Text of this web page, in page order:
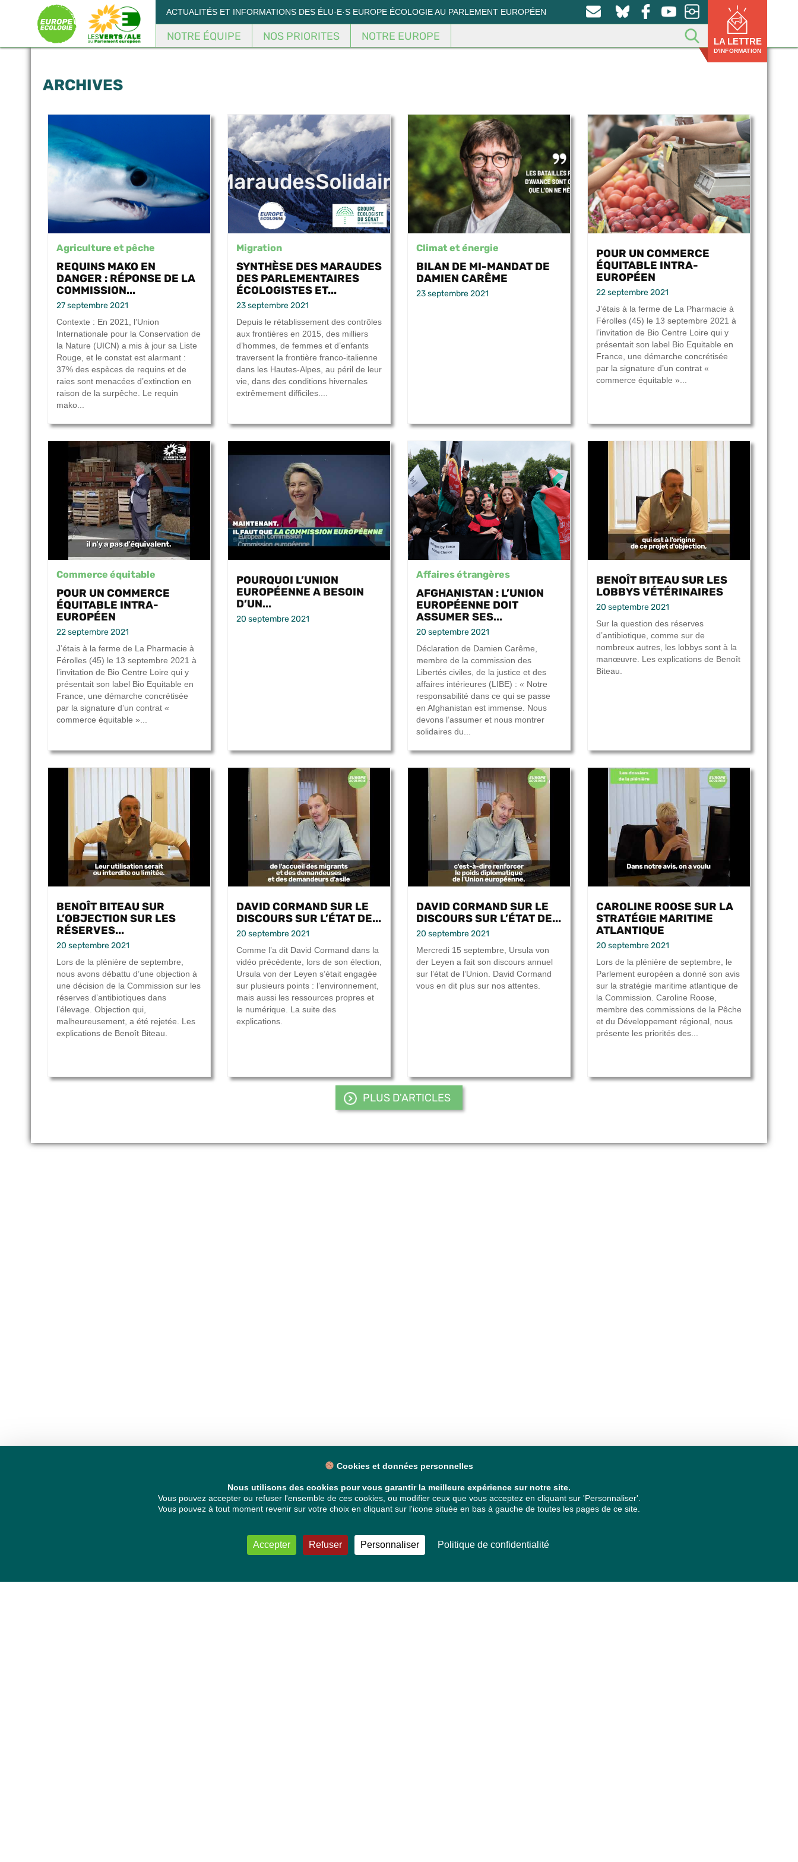
ACTUALITÉS ET INFORMATIONS DES ÉLU·E·S EUROPE ÉCOLOGIE AU PARLEMENT EUROPÉEN
NOTRE ÉQUIPE NOS PRIORITES NOTRE EUROPE LA LETTRE
D'INFORMATION
ARCHIVES
Agriculture et pêche
REQUINS MAKO EN
DANGER : RÉPONSE DE LA
COMMISSION...
27 septembre 2021
Contexte : En 2021, l’Union
Internationale pour la Conservation de
la Nature (UICN) a mis à jour sa Liste
Rouge, et le constat est alarmant :
37% des espèces de requins et de
raies sont menacées d’extinction en
raison de la surpêche. Le requin
mako...
Migration
SYNTHÈSE DES MARAUDES
DES PARLEMENTAIRES
ÉCOLOGISTES ET...
23 septembre 2021
Depuis le rétablissement des contrôles
aux frontières en 2015, des milliers
d’hommes, de femmes et d’enfants
traversent la frontière franco-italienne
dans les Hautes-Alpes, au péril de leur
vie, dans des conditions hivernales
extrêmement difficiles....
Climat et énergie
BILAN DE MI-MANDAT DE
DAMIEN CARÊME
23 septembre 2021
POUR UN COMMERCE
ÉQUITABLE INTRA-
EUROPÉEN
22 septembre 2021
J’étais à la ferme de La Pharmacie à
Férolles (45) le 13 septembre 2021 à
l’invitation de Bio Centre Loire qui y
présentait son label Bio Equitable en
France, une démarche concrétisée
par la signature d’un contrat «
commerce équitable »...
Commerce équitable
POUR UN COMMERCE
ÉQUITABLE INTRA-
EUROPÉEN
22 septembre 2021
J’étais à la ferme de La Pharmacie à
Férolles (45) le 13 septembre 2021 à
l’invitation de Bio Centre Loire qui y
présentait son label Bio Equitable en
France, une démarche concrétisée
par la signature d’un contrat «
commerce équitable »...
POURQUOI L’UNION
EUROPÉENNE A BESOIN
D’UN...
20 septembre 2021
Affaires étrangères
AFGHANISTAN : L’UNION
EUROPÉENNE DOIT
ASSUMER SES...
20 septembre 2021
Déclaration de Damien Carême,
membre de la commission des
Libertés civiles, de la justice et des
affaires intérieures (LIBE) : « Notre
responsabilité dans ce qui se passe
en Afghanistan est immense. Nous
devons l’assumer et nous montrer
solidaires du...
BENOÎT BITEAU SUR LES
LOBBYS VÉTÉRINAIRES
20 septembre 2021
Sur la question des réserves
d’antibiotique, comme sur de
nombreux autres, les lobbys sont à la
manœuvre. Les explications de Benoît
Biteau.
BENOÎT BITEAU SUR
L’OBJECTION SUR LES
RÉSERVES...
20 septembre 2021
Lors de la plénière de septembre,
nous avons débattu d’une objection à
une décision de la Commission sur les
réserves d’antibiotiques dans
l’élevage. Objection qui,
malheureusement, a été rejetée. Les
explications de Benoît Biteau.
DAVID CORMAND SUR LE
DISCOURS SUR L’ÉTAT DE...
20 septembre 2021
Comme l’a dit David Cormand dans la
vidéo précédente, lors de son élection,
Ursula von der Leyen s’était engagée
sur plusieurs points : l’environnement,
mais aussi les ressources propres et
le numérique. La suite des
explications.
DAVID CORMAND SUR LE
DISCOURS SUR L’ÉTAT DE...
20 septembre 2021
Mercredi 15 septembre, Ursula von
der Leyen a fait son discours annuel
sur l’état de l’Union. David Cormand
vous en dit plus sur nos attentes.
CAROLINE ROOSE SUR LA
STRATÉGIE MARITIME
ATLANTIQUE
20 septembre 2021
Lors de la plénière de septembre, le
Parlement européen a donné son avis
sur la stratégie maritime atlantique de
la Commission. Caroline Roose,
membre des commissions de la Pêche
et du Développement régional, nous
présente les priorités des...
PLUS D'ARTICLES
Panneau de gestion des cookies
Cookies et données personnelles
Nous utilisons des cookies pour vous garantir la meilleure expérience sur notre site.
Vous pouvez accepter ou refuser l'ensemble de ces cookies, ou modifier ceux que vous acceptez en cliquant sur 'Personnaliser'.
Vous pouvez à tout moment revenir sur votre choix en cliquant sur l'icone située en bas à gauche de toutes les pages de ce site.
Accepter Refuser Personnaliser Politique de confidentialité